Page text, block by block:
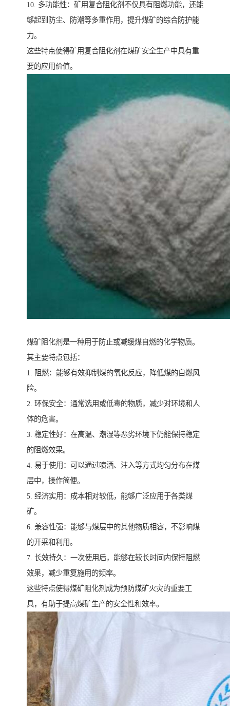
10. 多功能性：矿用复合阻化剂不仅具有阻燃功能，还能
够起到防尘、防潮等多重作用，提升煤矿的综合防护能
力。
这些特点使得矿用复合阻化剂在煤矿安全生产中具有重
要的应用价值。
煤矿阻化剂是一种用于防止或减缓煤自燃的化学物质。
其主要特点包括：
1. 阻燃：能够有效抑制煤的氧化反应，降低煤的自燃风
险。
2. 环保安全：通常选用或低毒的物质，减少对环境和人
体的危害。
3. 稳定性好：在高温、潮湿等恶劣环境下仍能保持稳定
的阻燃效果。
4. 易于使用：可以通过喷洒、注入等方式均匀分布在煤
层中，操作简便。
5. 经济实用：成本相对较低，能够广泛应用于各类煤
矿。
6. 兼容性强：能够与煤层中的其他物质相容，不影响煤
的开采和利用。
7. 长效持久：一次使用后，能够在较长时间内保持阻燃
效果，减少重复施用的频率。
这些特点使得煤矿阻化剂成为预防煤矿火灾的重要工
具，有助于提高煤矿生产的安全性和效率。